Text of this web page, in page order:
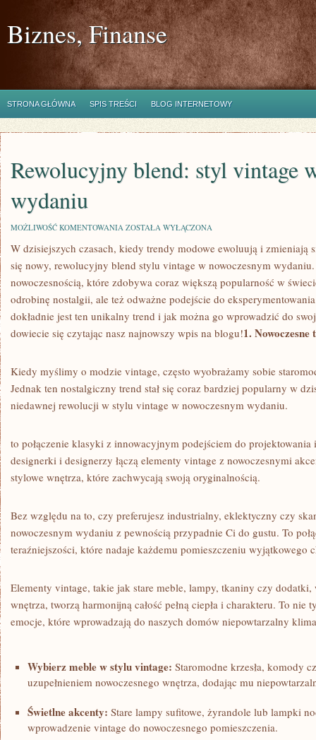
Biznes, Finanse
STRONA GŁÓWNA SPIS TREŚCI BLOG INTERNETOWY
Rewolucyjny blend: styl vintage
wydaniu
MOŻLIWOŚĆ KOMENTOWANIA REWOLUCYJNY
STYL
VINTAGE
W
NOWOCZESNYM
WYDANIU
ZOSTAŁA WYŁĄCZONA
W dzisiejszych czasach, ⁤kiedy trendy ⁢modowe ⁤ewoluują i zmieniają
się nowy, rewolucyjny​ blend⁤ stylu vintage w nowoczesnym ‌wydaniu.‍
nowoczesnością, które zdobywa ‍coraz większą popularność w
​odrobinę nostalgii, ale też odważne podejście‌ do
dokładnie jest ten unikalny trend i‍ jak można go⁤ wprowadzić ‌do
dowiecie‍ się‍ czytając nasz ⁣najnowszy ‌wpis na blogu!1.
Kiedy​ myślimy o modzie vintage,‌ często ‍wyobrażamy sobie
Jednak ‌ten ⁤nostalgiczny trend stał⁣ się ⁣coraz bardziej popularny w
⁣niedawnej rewolucji w stylu vintage w nowoczesnym wydaniu.
to ‌połączenie klasyki‍ z ⁤innowacyjnym ​podejściem do projektowania
designerki i⁢ designerzy ​łączą elementy ⁢vintage z ⁢nowoczesnymi
stylowe wnętrza, które ⁣zachwycają‍ swoją oryginalnością.
Bez względu na to, czy ⁣preferujesz industrialny, eklektyczny​ czy
nowoczesnym ⁣wydaniu ⁤z pewnością ⁣przypadnie Ci do ⁤gustu. ​To⁤
teraźniejszości, które ⁤nadaje każdemu ‍pomieszczeniu wyjątkowego⁣
Elementy ⁤vintage, ⁤takie ​jak stare meble, lampy, ​tkaniny czy‌ dodatki,
wnętrza, tworzą ⁢harmonijną całość pełną ⁢ciepła ⁢i charakteru. ⁤To
emocje, które wprowadzają do ⁢naszych domów niepowtarzalny
Wybierz meble w stylu vintage: Staromodne krzesła, komody
uzupełnieniem nowoczesnego wnętrza, dodając mu
Świetlne akcenty: Stare lampy ⁢sufitowe,⁣ żyrandole lub lampki
wprowadzenie ⁤vintage do⁤ nowoczesnego ⁤pomieszczenia.